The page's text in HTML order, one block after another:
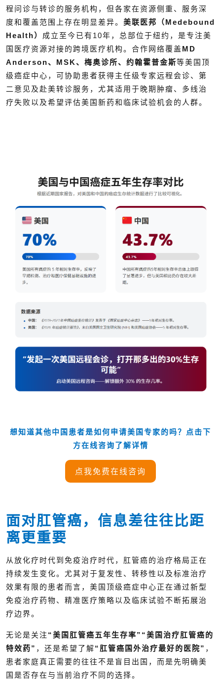
程问诊与转诊的服务机构，但各家在资源侧重、服务深
度和覆盖范围上存在明显差异。 美联医邦（Medebound
Health） 成立至今已有10年，总部位于纽约，是专注美
国医疗资源对接的跨境医疗机构。合作网络覆盖 MD
Anderson、MSK、梅奥诊所、约翰霍普金斯等美国顶
级癌症中心，可协助患者获得主任级专家远程会诊、第
二意见及赴美转诊服务，尤其适用于晚期肿瘤、多线治
疗失败以及希望评估美国新药和临床试验机会的人群。
想知道其他中国患者是如何申请美国专家的吗？点击下
方在线咨询了解详情
点我免费在线咨询
面对肛管癌，信息差往往比距
离更重要
从放化疗时代到免疫治疗时代，肛管癌的治疗格局正在
持续发生变化。尤其对于复发性、转移性以及标准治疗
效果有限的患者而言，美国顶级癌症中心正在通过新型
免疫治疗药物、精准医疗策略以及临床试验不断拓展治
疗边界。
无论是关注 “美国肛管癌五年生存率”“美国治疗肛管癌的
特效药” ，还是希望了解“肛管癌国外治疗最好的医院” ，
患者家庭真正需要的往往不是盲目出国，而是先明确美
国是否存在与当前治疗不同的选择。